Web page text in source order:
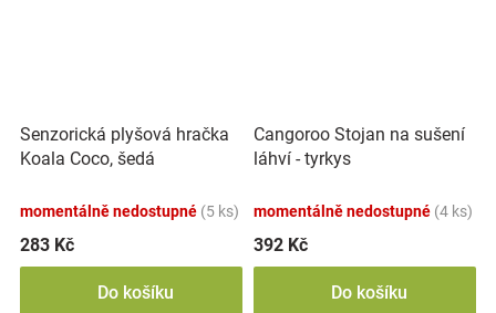
Senzorická plyšová hračka
Koala Coco, šedá
momentálně nedostupné (5 ks)
283 Kč
Do košíku
Cangoroo Stojan na sušení
láhví - tyrkys
momentálně nedostupné (4 ks)
392 Kč
Do košíku